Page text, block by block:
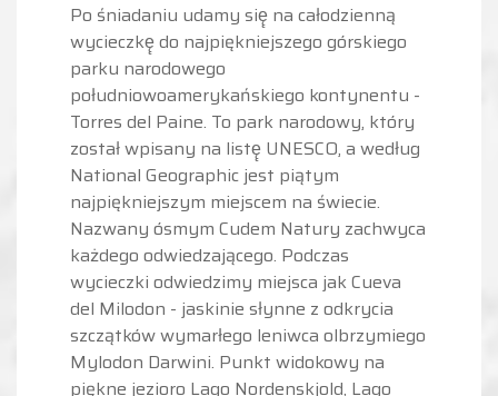
Po śniadaniu udamy się̨ na całodzienną
wycieczkę̨ do najpiękniejszego górskiego
parku narodowego
południowoamerykańskiego kontynentu -
Torres del Paine. To park narodowy, który
został wpisany na listę̨ UNESCO, a według
National Geographic jest piątym
najpiękniejszym miejscem na świecie.
Nazwany ósmym Cudem Natury zachwyca
każdego odwiedzającego. Podczas
wycieczki odwiedzimy miejsca jak Cueva
del Milodon - jaskinie słynne z odkrycia
szczątków wymarłego leniwca olbrzymiego
Mylodon Darwini. Punkt widokowy na
piękne jezioro Lago Nordenskjold, Lago